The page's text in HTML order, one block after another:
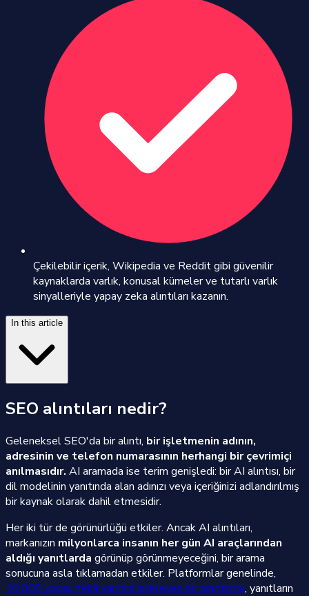
Çekilebilir içerik, Wikipedia ve Reddit gibi güvenilir
kaynaklarda varlık, konusal kümeler ve tutarlı varlık
sinyalleriyle yapay zeka alıntıları kazanın.
In this article
SEO alıntıları nedir?
Geleneksel SEO'da bir alıntı, bir işletmenin adının,
adresinin ve telefon numarasının herhangi bir çevrimiçi
anılmasıdır. AI aramada ise terim genişledi: bir AI alıntısı, bir
dil modelinin yanıtında alan adınızı veya içeriğinizi adlandırılmış
bir kaynak olarak dahil etmesidir.
Her iki tür de görünürlüğü etkiler. Ancak AI alıntıları,
markanızın milyonlarca insanın her gün AI araçlarından
aldığı yanıtlarda görünüp görünmeyeceğini, bir arama
sonucuna asla tıklamadan etkiler. Platformlar genelinde,
40.000 yapay zekâ yanıtını inceleyen bir araştırma, yanıtların